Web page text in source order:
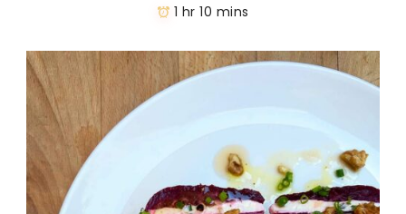
1 hr 10 mins